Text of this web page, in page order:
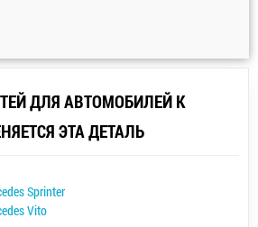
ДЛЯ АВТОМОБИЛЕЙ К
ЭТА ДЕТАЛЬ
Sprinter
Vito